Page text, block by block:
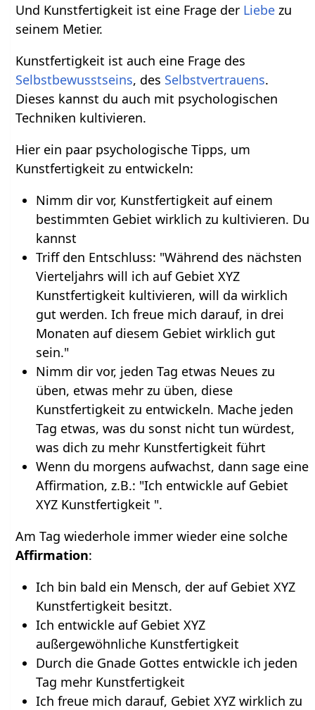
Und Kunstfertigkeit ist eine Frage der Liebe zu
seinem Metier.
Kunstfertigkeit ist auch eine Frage des
Selbstbewusstseins, des Selbstvertrauens.
Dieses kannst du auch mit psychologischen
Techniken kultivieren.
Hier ein paar psychologische Tipps, um
Kunstfertigkeit zu entwickeln:
Nimm dir vor, Kunstfertigkeit auf einem
bestimmten Gebiet wirklich zu kultivieren. Du
kannst
Triff den Entschluss: "Während des nächsten
Vierteljahrs will ich auf Gebiet XYZ
Kunstfertigkeit kultivieren, will da wirklich
gut werden. Ich freue mich darauf, in drei
Monaten auf diesem Gebiet wirklich gut
sein."
Nimm dir vor, jeden Tag etwas Neues zu
üben, etwas mehr zu üben, diese
Kunstfertigkeit zu entwickeln. Mache jeden
Tag etwas, was du sonst nicht tun würdest,
was dich zu mehr Kunstfertigkeit führt
Wenn du morgens aufwachst, dann sage eine
Affirmation, z.B.: "Ich entwickle auf Gebiet
XYZ Kunstfertigkeit ".
Am Tag wiederhole immer wieder eine solche
Affirmation:
Ich bin bald ein Mensch, der auf Gebiet XYZ
Kunstfertigkeit besitzt.
Ich entwickle auf Gebiet XYZ
außergewöhnliche Kunstfertigkeit
Durch die Gnade Gottes entwickle ich jeden
Tag mehr Kunstfertigkeit
Ich freue mich darauf, Gebiet XYZ wirklich zu